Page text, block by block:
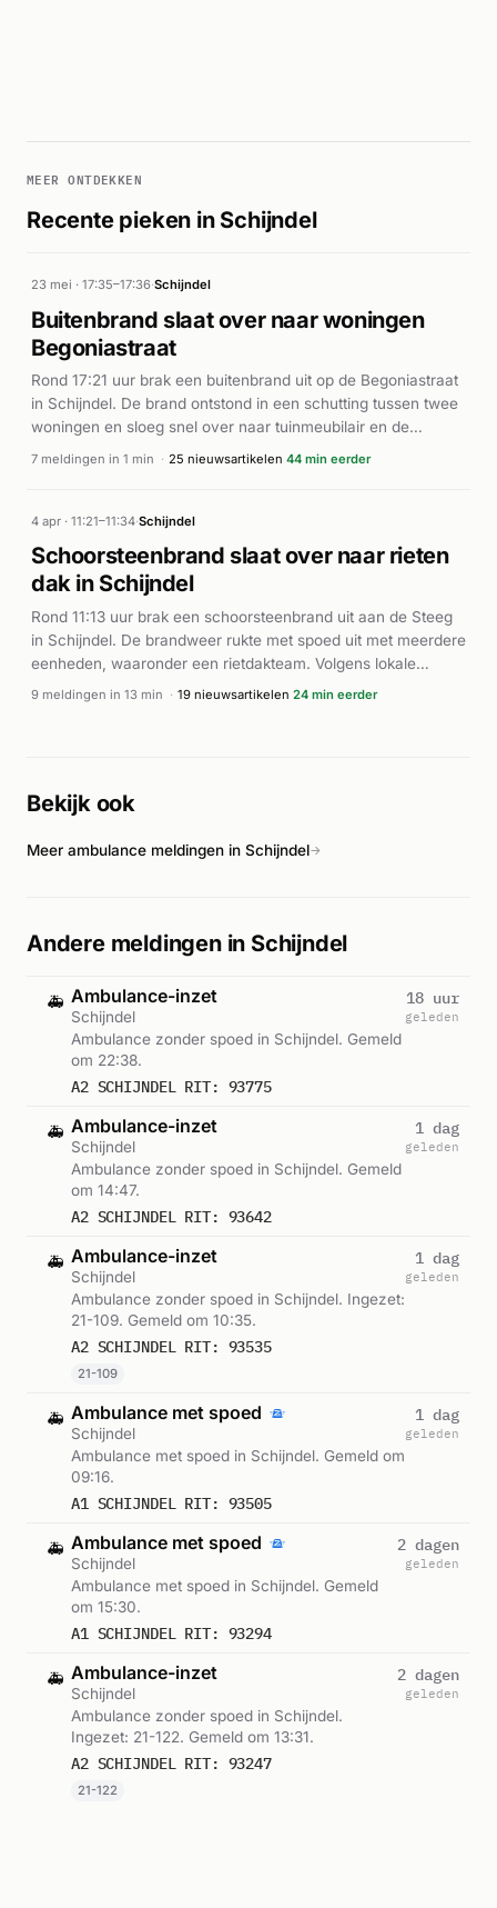
MEER ONTDEKKEN
Recente pieken in Schijndel
23 mei · 17:35–17:36·Schijndel
Buitenbrand slaat over naar woningen
Begoniastraat
Rond 17:21 uur brak een buitenbrand uit op de Begoniastraat
in Schijndel. De brand ontstond in een schutting tussen twee
woningen en sloeg snel over naar tuinmeubilair en de
aangrenzende panden. De brandweer rukte met spoed uit en
nieuwsbronnen raakte één bewoner gewond door inademing
van rook. De brand verwoestte de schutting en veroorzaakte
schade aan beide woningen. De brandweer had de situatie
onder controle na de eenheden ter plaatse waren gesteld.
7 meldingen in 1 min · 25 nieuwsartikelen 44 min eerder
4 apr · 11:21–11:34·Schijndel
Schoorsteenbrand slaat over naar rieten
dak in Schijndel
Rond 11:13 uur brak een schoorsteenbrand uit aan de Steeg
in Schijndel. De brandweer rukte met spoed uit met meerdere
eenheden, waaronder een rietdakteam. Volgens lokale
berichtgeving sloeg de schoorsteenbrand over naar het
9 meldingen in 13 min · 19 nieuwsartikelen 24 min eerder
Bekijk ook
Meer ambulance meldingen in Schijndel→
Andere meldingen in Schijndel
🚑 Ambulance-inzet
Schijndel
Ambulance zonder spoed in Schijndel. Gemeld
om 22:38.
A2 SCHIJNDEL RIT: 93775
18 uur
geleden
🚑 Ambulance-inzet
Schijndel
Ambulance zonder spoed in Schijndel. Gemeld
om 14:47.
A2 SCHIJNDEL RIT: 93642
1 dag
geleden
🚑 Ambulance-inzet
Schijndel
Ambulance zonder spoed in Schijndel. Ingezet:
21-109. Gemeld om 10:35.
A2 SCHIJNDEL RIT: 93535
21-109
1 dag
geleden
🚑 Ambulance met spoed
Schijndel
Ambulance met spoed in Schijndel. Gemeld om
09:16.
A1 SCHIJNDEL RIT: 93505
1 dag
geleden
🚑 Ambulance met spoed
Schijndel
Ambulance met spoed in Schijndel. Gemeld
om 15:30.
A1 SCHIJNDEL RIT: 93294
2 dagen
geleden
🚑 Ambulance-inzet
Schijndel
Ambulance zonder spoed in Schijndel.
Ingezet: 21-122. Gemeld om 13:31.
A2 SCHIJNDEL RIT: 93247
21-122
2 dagen
geleden